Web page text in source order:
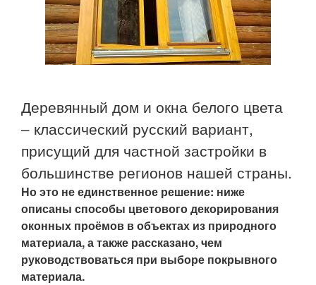
Деревянный дом и окна белого цвета
– классический русский вариант,
присущий для частной застройки в
большинстве регионов нашей страны.
Но это не единственное решение: ниже
описаны способы цветового декорирования
оконных проёмов в объектах из природного
материала, а также рассказано, чем
руководствоваться при выборе покрывного
материала.